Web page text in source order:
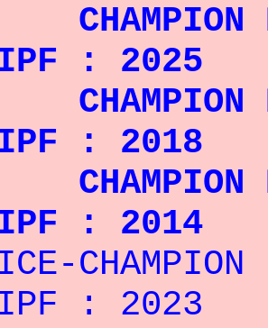
: 2025
: 2018
: 2014
: 2023